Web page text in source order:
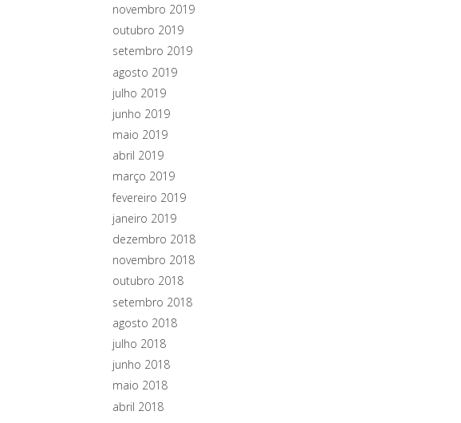
novembro 2019
outubro 2019
setembro 2019
agosto 2019
julho 2019
junho 2019
maio 2019
abril 2019
março 2019
fevereiro 2019
janeiro 2019
dezembro 2018
novembro 2018
outubro 2018
setembro 2018
agosto 2018
julho 2018
junho 2018
maio 2018
abril 2018